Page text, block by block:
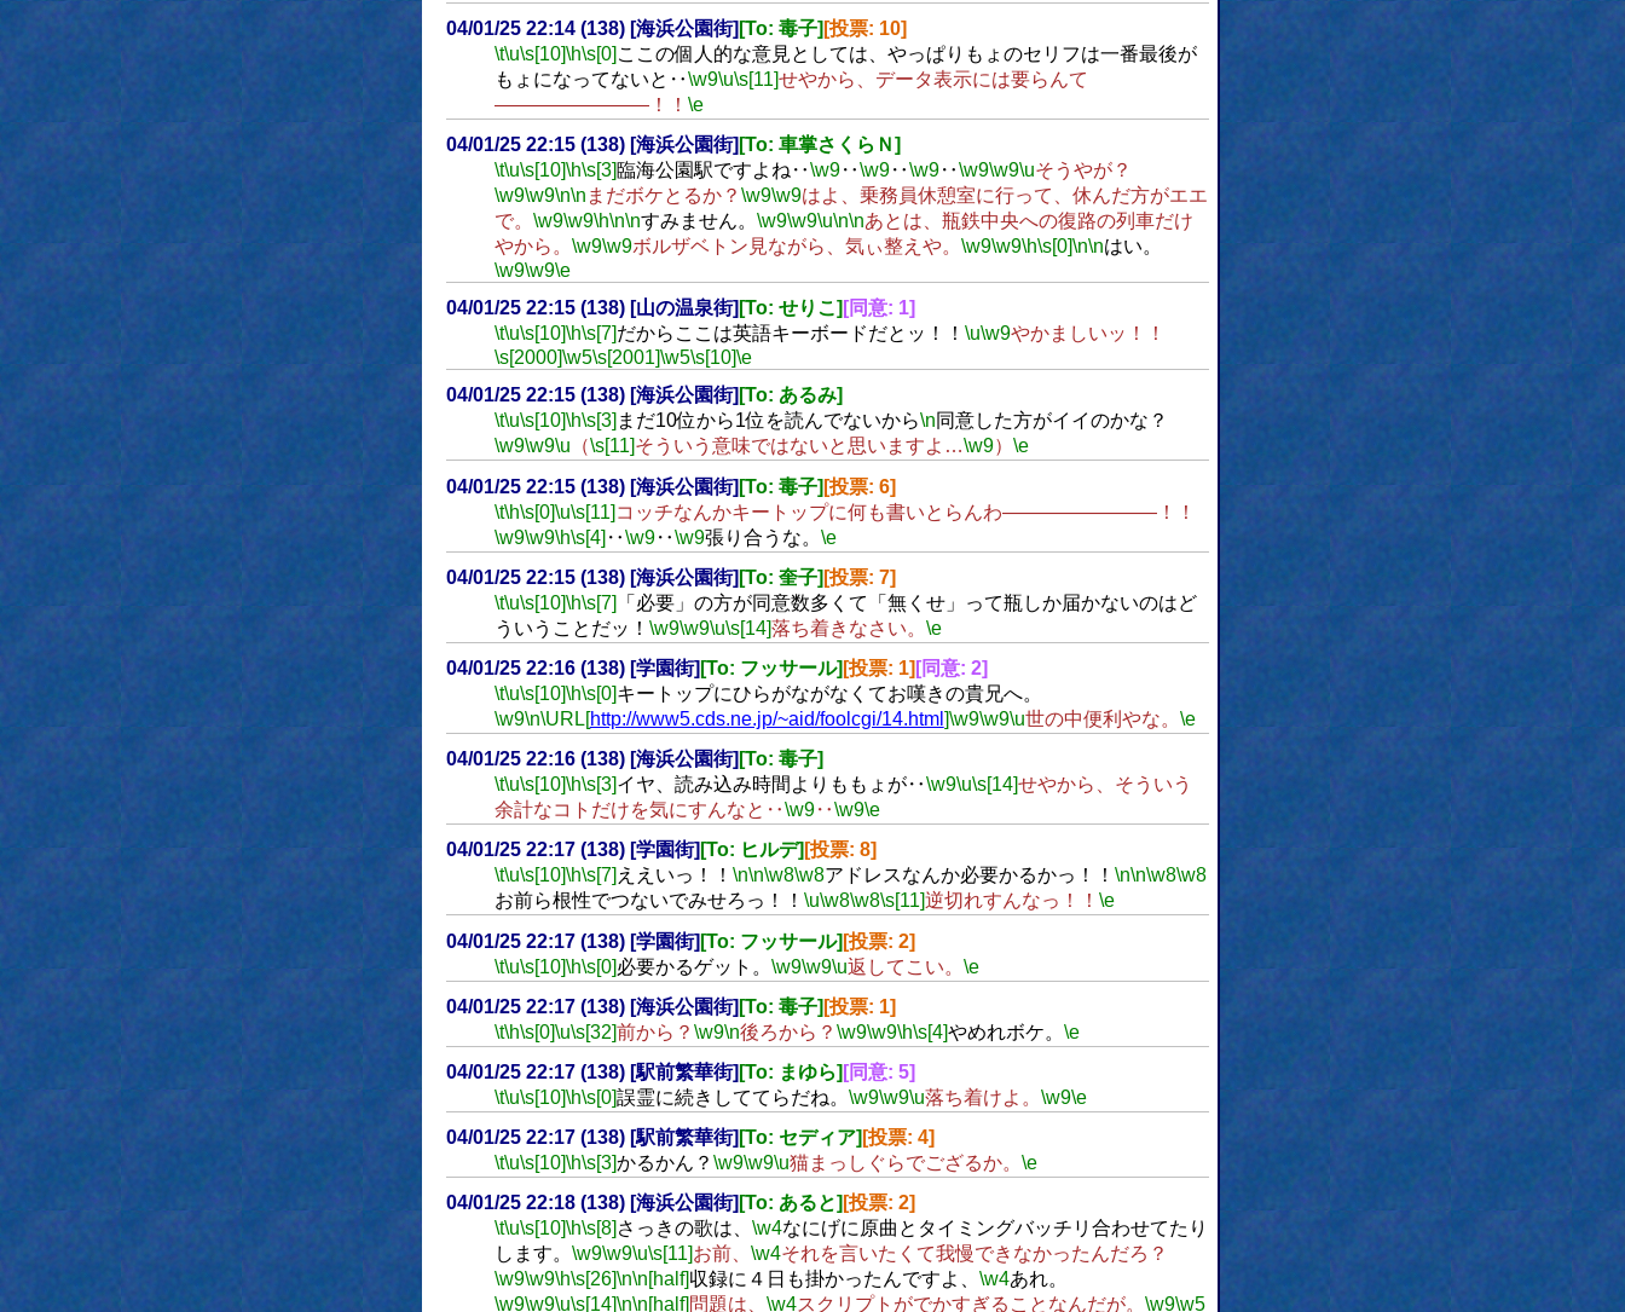
04/01/25 22:14 (138) [海浜公園街] [To: 毒子] [投票: 10]
\t\u\s[10]\h\s[0] ここの個人的な意見としては、やっぱりもょのセリフは一番最後が
もょになってないと‥\w9\u\s[11]せやから、データ表示には要らんて
――――――――！！ \e
04/01/25 22:15 (138) [海浜公園街] [To: 車掌さくらＮ]
\t\u\s[10]\h\s[3]臨海公園駅ですよね‥\w9‥\w9‥\w9‥\w9\w9\uそうやが？
\w9\w9\n\n まだボケとるか？ \w9\w9はよ、乗務員休憩室に行って、休んだ方がエエ
で。 \w9\w9\h\n\nすみません。 \w9\w9\u\n\nあとは、瓶鉄中央への復路の列車だけ
やから。 \w9\w9ボルザベトン見ながら、気ぃ整えや。 \w9\w9\h\s[0]\n\nはい。
\w9\w9\e
04/01/25 22:15 (138) [山の温泉街] [To: せりこ] [同意: 1]
\t\u\s[10]\h\s[7]だからここは英語キーボードだとッ！！ \u\w9やかましいッ！！
\s[2000]\w5\s[2001]\w5\s[10]\e
04/01/25 22:15 (138) [海浜公園街] [To: あるみ]
\t\u\s[10]\h\s[3] まだ10位から1位を読んでないから\n同意した方がイイのかな？
\w9\w9\u （\s[11]そういう意味ではないと思いますよ…\w9） \e
04/01/25 22:15 (138) [海浜公園街] [To: 毒子] [投票: 6]
\t\h\s[0]\u\s[11] コッチなんかキートップに何も書いとらんわ――――――――！！
\w9\w9\h\s[4] ‥\w9‥\w9張り合うな。 \e
04/01/25 22:15 (138) [海浜公園街] [To: 奎子] [投票: 7]
\t\u\s[10]\h\s[7] 「必要」の方が同意数多くて「無くせ」って瓶しか届かないのはど
ういうことだッ！ \w9\w9\u\s[14]落ち着きなさい。 \e
04/01/25 22:16 (138) [学園街] [To: フッサール] [投票: 1] [同意: 2]
\t\u\s[10]\h\s[0]キートップにひらがながなくてお嘆きの貴兄へ。
\w9\n\URL[http://www5.cds.ne.jp/~aid/foolcgi/14.html ]\w9\w9\u世の中便利やな。 \e
04/01/25 22:16 (138) [海浜公園街] [To: 毒子]
\t\u\s[10]\h\s[3]イヤ、読み込み時間よりももょが‥\w9\u\s[14]せやから、そういう
余計なコトだけを気にすんなと‥\w9‥\w9\e
04/01/25 22:17 (138) [学園街] [To: ヒルデ] [投票: 8]
\t\u\s[10]\h\s[7] ええいっ！！ \n\n\w8\w8アドレスなんか必要かるかっ！！ \n\n\w8\w8
お前ら根性でつないでみせろっ！！ \u\w8\w8\s[11]逆切れすんなっ！！ \e
04/01/25 22:17 (138) [学園街] [To: フッサール] [投票: 2]
\t\u\s[10]\h\s[0]必要かるゲット。 \w9\w9\u返してこい。 \e
04/01/25 22:17 (138) [海浜公園街] [To: 毒子] [投票: 1]
\t\h\s[0]\u\s[32]前から？ \w9\n後ろから？ \w9\w9\h\s[4]やめれボケ。 \e
04/01/25 22:17 (138) [駅前繁華街] [To: まゆら] [同意: 5]
\t\u\s[10]\h\s[0]誤霊に続きしててらだね。 \w9\w9\u落ち着けよ。 \w9\e
04/01/25 22:17 (138) [駅前繁華街] [To: セディア] [投票: 4]
\t\u\s[10]\h\s[3]かるかん？ \w9\w9\u猫まっしぐらでござるか。 \e
04/01/25 22:18 (138) [海浜公園街] [To: あると] [投票: 2]
\t\u\s[10]\h\s[8] さっきの歌は、 \w4なにげに原曲とタイミングバッチリ合わせてたり
します。 \w9\w9\u\s[11]お前、 \w4それを言いたくて我慢できなかったんだろ？
\w9\w9\h\s[26]\n\n[half]収録に４日も掛かったんですよ、 \w4あれ。
\w9\w9\u\s[14]\n\n[half] 問題は、 \w4スクリプトがでかすぎることなんだが。 \w9\w5